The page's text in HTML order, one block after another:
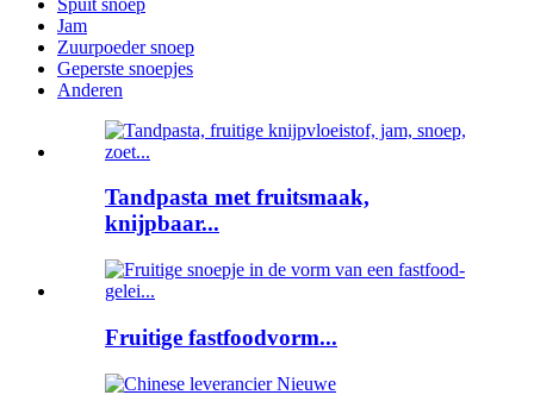
Jam
Zuurpoeder snoep
Geperste snoepjes
Anderen
Tandpasta met fruitsmaak,
knijpbaar...
Fruitige fastfoodvorm...